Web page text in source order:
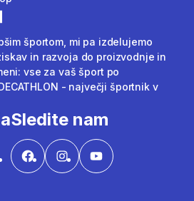
športom, mi pa izdelujemo
in razvoja do proizvodnje in
vse za vaš šport po
- največji športnik v
Sledite nam